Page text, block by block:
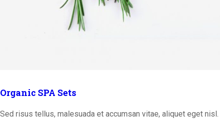
Organic SPA Sets
Sed risus tellus, malesuada et accumsan vitae, aliquet eget nisl.